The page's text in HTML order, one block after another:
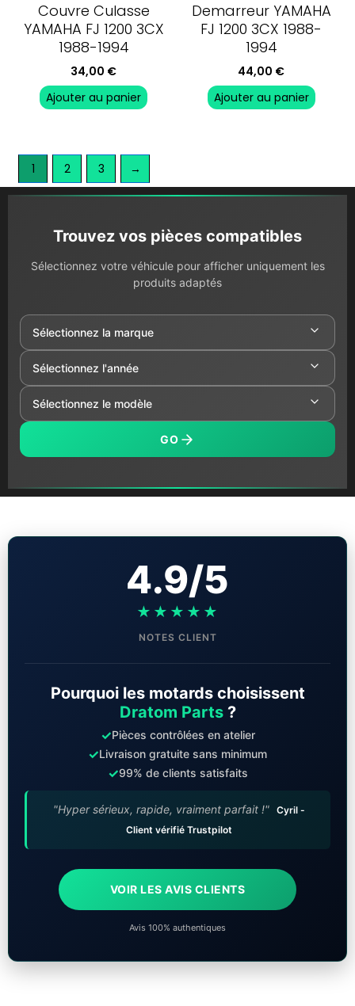
Couvre Culasse
YAMAHA FJ 1200 3CX
1988-1994
34,00 €
Ajouter au panier
Demarreur YAMAHA
FJ 1200 3CX 1988-
1994
44,00 €
Ajouter au panier
1 2 3 →
Trouvez vos pièces compatibles
Sélectionnez votre véhicule pour afficher uniquement les
produits adaptés
GO
4.9/5
★★★★★
NOTES CLIENT
Pourquoi les motards choisissent
Dratom Parts?
✓Pièces contrôlées en atelier
✓Livraison gratuite sans minimum
✓99% de clients satisfaits
"Hyper sérieux, rapide, vraiment parfait !" Cyril -
Client vérifié Trustpilot
VOIR LES AVIS CLIENTS
Avis 100% authentiques